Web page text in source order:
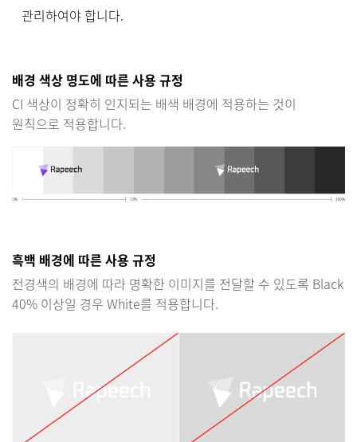
관리하여야 합니다.
배경 색상 명도에 따른 사용 규정
CI 색상이 정확히 인지되는 배색 배경에 적용하는 것이
원칙으로 적용합니다.
흑백 배경에 따른 사용 규정
전경색의 배경에 따라 명확한 이미지를 전달할 수 있도록 Black
40% 이상일 경우 White를 적용합니다.